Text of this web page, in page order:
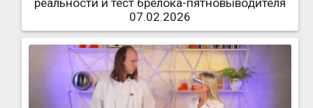
реальности и тест брелока-пятновыводителя
07.02.2026